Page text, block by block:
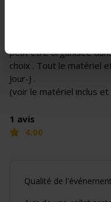
peut être organisée
choix . Tout le matériel
Jour-J .
(voir le matériel inclus
1 avis
4.00
Qualité de l'événement